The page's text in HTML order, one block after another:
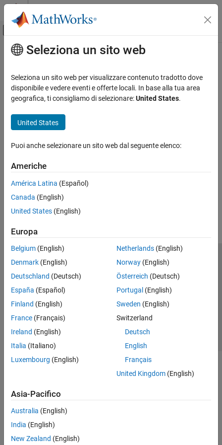
Vai al contenuto
Attiva/disattiva menu di navigazione
Pagina iniziale della documentazione
Contenuto principale
How useful was this information?
Seleziona un sito web
Seleziona un sito web per visualizzare contenuto tradotto dove
disponibile e vedere eventi e offerte locali. In base alla tua area
geografica, ti consigliamo di selezionare:United States.
United States
Puoi anche selezionare un sito web dal seguente elenco:
Americhe
América Latina (Español)
Canada (English)
United States (English)
Europa
Belgium (English)
Denmark (English)
Deutschland (Deutsch)
España (Español)
Finland (English)
France (Français)
Ireland (English)
Italia (Italiano)
Luxembourg (English)
Netherlands(English)
Norway(English)
Österreich (Deutsch)
Portugal (English)
Sweden (English)
Switzerland
Deutsch
English
Français
United Kingdom(English)
Asia-Pacifico
Australia (English)
India (English)
New Zealand (English)
Centro di fiducia
Informativa sulla privacy
Antipirateria
Stato dell'applicazione
Contatti
© 1994-2026 The MathWorks, Inc.